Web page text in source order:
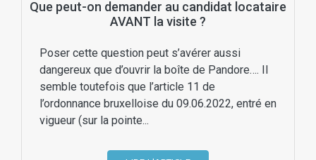
Que peut-on demander au candidat locataire
AVANT la visite ?
Poser cette question peut s’avérer aussi
dangereux que d’ouvrir la boîte de Pandore…. Il
semble toutefois que l’article 11 de
l’ordonnance bruxelloise du 09.06.2022, entré en
vigueur (sur la pointe...